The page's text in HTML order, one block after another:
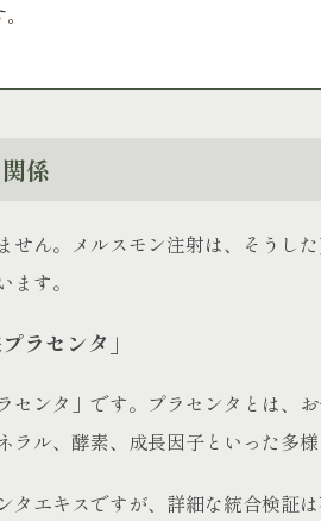
係
ん。メルスモン注射は、そう
す。
ラセンタ」
センタ」です。プラセンタとは
ル、酵素、成長因子といった多
エキスですが、詳細な統合検証